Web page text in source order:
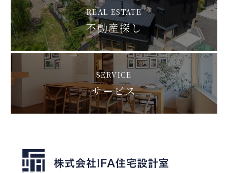
REAL ESTATE
不動産探し
SERVICE
サービス